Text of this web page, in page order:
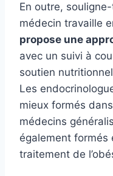
En outre,
médecin travaille
propose une
avec un suivi à
soutien
Les
mieux formés
médecins
également formés
traitement de